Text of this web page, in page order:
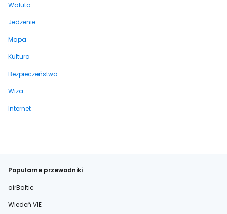
Waluta
Jedzenie
Mapa
Kultura
Bezpieczeństwo
Wiza
Internet
Popularne przewodniki
airBaltic
Wiedeń VIE